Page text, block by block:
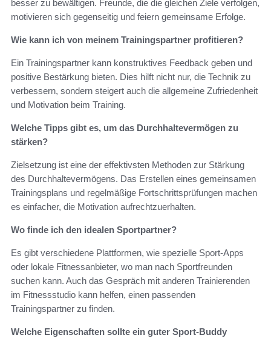
besser zu bewältigen. Freunde, die die gleichen Ziele verfolgen,
motivieren sich gegenseitig und feiern gemeinsame Erfolge.
Wie kann ich von meinem Trainingspartner profitieren?
Ein Trainingspartner kann konstruktives Feedback geben und
positive Bestärkung bieten. Dies hilft nicht nur, die Technik zu
verbessern, sondern steigert auch die allgemeine Zufriedenheit
und Motivation beim Training.
Welche Tipps gibt es, um das Durchhaltevermögen zu
stärken?
Zielsetzung ist eine der effektivsten Methoden zur Stärkung
des Durchhaltevermögens. Das Erstellen eines gemeinsamen
Trainingsplans und regelmäßige Fortschrittsprüfungen machen
es einfacher, die Motivation aufrechtzuerhalten.
Wo finde ich den idealen Sportpartner?
Es gibt verschiedene Plattformen, wie spezielle Sport-Apps
oder lokale Fitnessanbieter, wo man nach Sportfreunden
suchen kann. Auch das Gespräch mit anderen Trainierenden
im Fitnessstudio kann helfen, einen passenden
Trainingspartner zu finden.
Welche Eigenschaften sollte ein guter Sport-Buddy